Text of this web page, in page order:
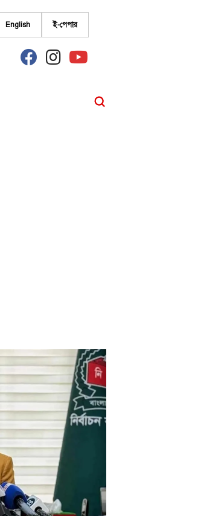
English ই-পেপার
fab
fa-
fab
fa-
fab
fa-